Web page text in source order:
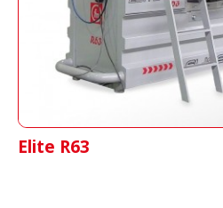
Elite R63